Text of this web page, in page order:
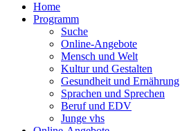
Home
Programm
Suche
Online-Angebote
Mensch und Welt
Kultur und Gestalten
Gesundheit und Ernährung
Sprachen und Sprechen
Beruf und EDV
Junge vhs